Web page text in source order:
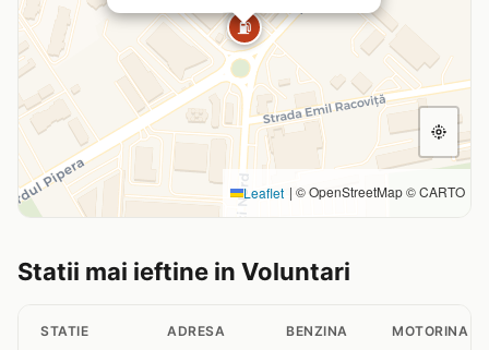
⛽
Leaflet | © OpenStreetMap © CARTO
Statii mai ieftine in Voluntari
STATIE ADRESA BENZINA MOTORINA